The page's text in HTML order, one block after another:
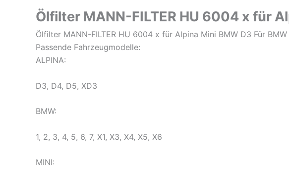
Ölfilter MANN-FILTER HU 6004 x für
Ölfilter MANN-FILTER HU 6004 x für Alpina Mini BMW D3 Für
Passende Fahrzeugmodelle:
ALPINA:
D3, D4, D5, XD3
BMW:
1, 2, 3, 4, 5, 6, 7, X1, X3, X4, X5, X6
MINI: